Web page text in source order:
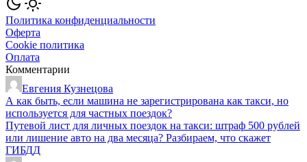
Политика конфиденциальности
Оферта
Cookie политика
Оплата
Комментарии
Евгения Кузнецова
А как быть, если машина не зарегистрирована как такси, но
используется для частных поездок?
Путевой лист для личных поездок на такси: штраф 500 рублей
или лишение авто на два месяца? Разбираем, что скажет
ГИБДД